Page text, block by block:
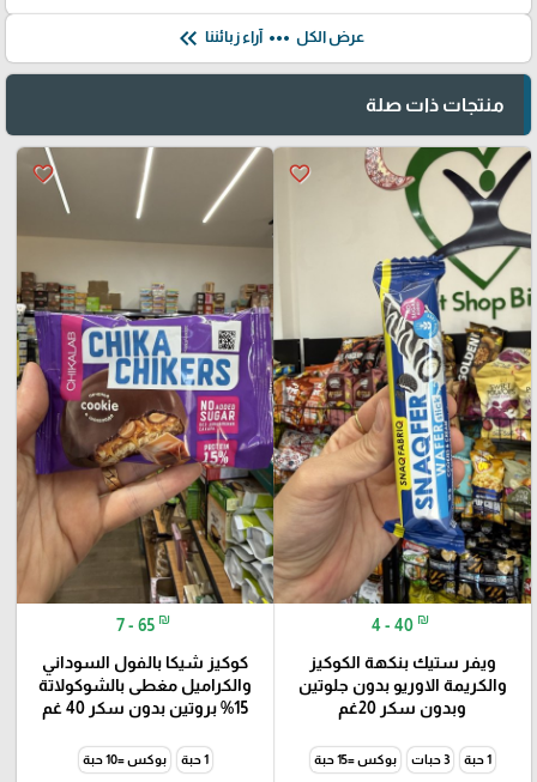
عرض الكل more_horiz آراء زبائننا keyboard_double_arrow_left
منتجات ذات صلة
favorite_border
4 - 40 ₪
ويفر ستيك بنكهة الكوكيز
والكريمة الاوريو بدون جلوتين
وبدون سكر 20غم
1 حبة 3 حبات بوكس =15 حبة
favorite_border
7 - 65 ₪
كوكيز شيكا بالفول السوداني
والكراميل مغطى بالشوكولاتة
15% بروتين بدون سكر 40 غم
1 حبة بوكس =10 حبة